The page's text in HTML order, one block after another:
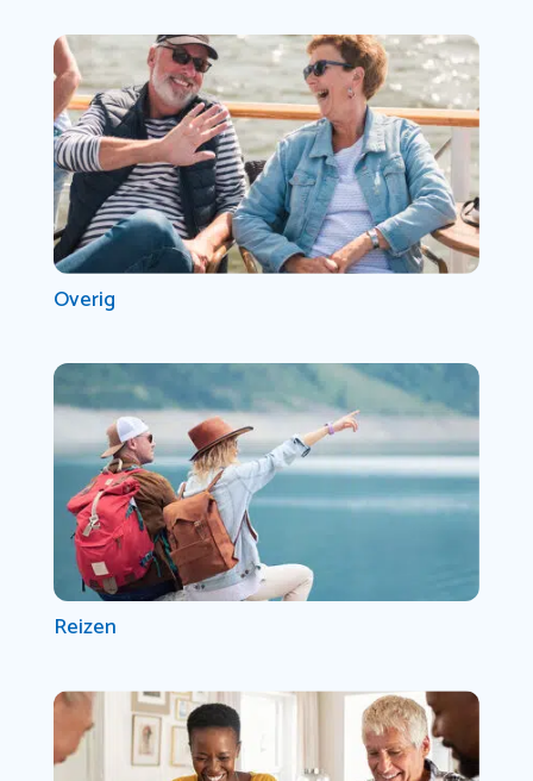
Overig
Reizen